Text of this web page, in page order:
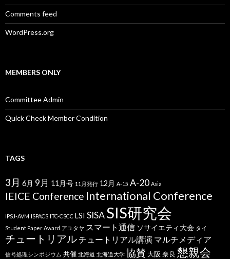
Comments feed
WordPress.org
MEMBERS ONLY
Committee Admin
Quick Check Member Condition
TAGS
3月 6月 9月 11月号 11月発行 12月 A-15 A-20 Asia
IEICE Conference International Conference
IPSJ-AVM ISPACS ITC-CSCC LSI SISASIS研究会
Student Paper Award アユタヤ スマート通信 ソサイエティ大会 タイ
チュートリアルチュートリアル講演 マルチメディア
信号処理シンポジウム 共催 北海道 北海道大学 協賛 大阪 奈良 懇親会